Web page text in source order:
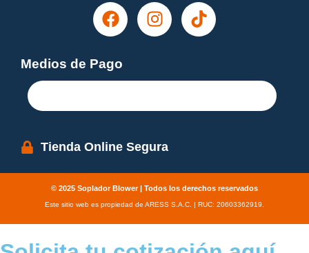
Medios de Pago
Tienda Online Segura
© 2025 Soplador Blower | Todos los derechos reservados
Este sitio web es propiedad de ARESS S.A.C. | RUC: 20603362919.